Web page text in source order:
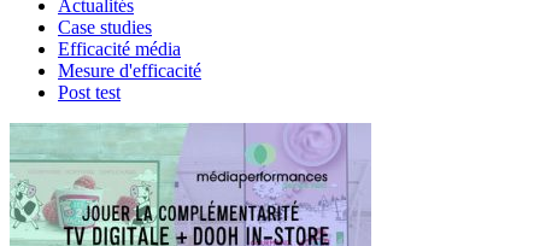
Actualités
Case studies
Efficacité média
Mesure d'efficacité
Post test